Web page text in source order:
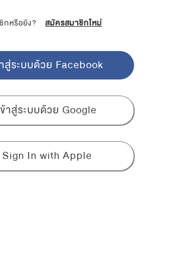
กหรือยัง? สมัครสมาชิกใหม่
สู่ระบบด้วย Facebook
ข้าสู่ระบบด้วย Google
Sign In with Apple